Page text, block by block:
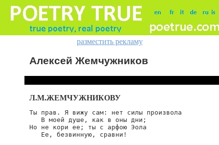
разместить рекламу
Алексей Жемчужников
Л.М.ЖЕМЧУЖНИКОВУ
Ты прав. Я вижу сам: нет силы произвола
   В моей душе, как в оны дни;
Но не кори ее; ты с арфою Эола
   Ее, безвинную, сравни!